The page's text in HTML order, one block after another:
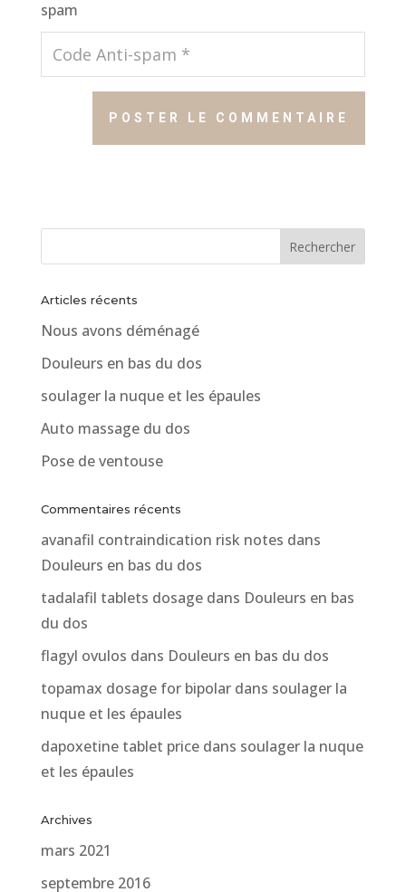
Articles récents
Nous avons déménagé
Douleurs en bas du dos
soulager la nuque et les épaules
Auto massage du dos
Pose de ventouse
Commentaires récents
avanafil contraindication risk notes dans
Douleurs en bas du dos
tadalafil tablets dosagedans Douleurs en bas
du dos
flagyl ovulos dans Douleurs en bas du dos
topamax dosage for bipolardans soulager la
nuque et les épaules
dapoxetine tablet pricedans soulager la nuque
et les épaules
Archives
mars 2021
septembre 2016